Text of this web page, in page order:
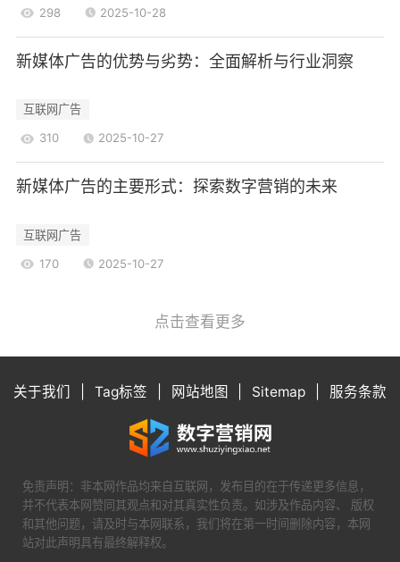
度和观看体验将进一步提升。
4.原生广告
原生广告是指与平台内容形式相似的广告，通
广告形式能够更自然地融入用户的浏览体验，降低
用户的抵触感，从而提高广告的有效性。
5.电子邮件广告
电子邮件广告是通过电子邮件向用户发送的广
动。通过个性化的邮件内容，品牌可以有效提升用
户的回购率和忠诚度。
出现的广告内容产生厌倦，导致广告效果下降。因
此，需要不断创新内容和形式，以保持用户的关注
2.隐私保护
在大数据时代，用户隐私问题引发了广泛关
注。随着各国对数据保护法规的加强，在进行精准
298 2025-10-28
新媒体广告的优势与劣势：全面解析与行业洞察
互联网广告
310 2025-10-27
新媒体广告的主要形式：探索数字营销的未来
互联网广告
170 2025-10-27
点击查看更多
关于我们 Tag标签 网站地图 Sitemap 服务条款
免责声明：非本网作品均来自互联网，发布目的在于传递更多信息，
并不代表本网赞同其观点和对其真实性负责。如涉及作品内容、 版权
和其他问题，请及时与本网联系，我们将在第一时间删除内容，本网
站对此声明具有最终解释权。